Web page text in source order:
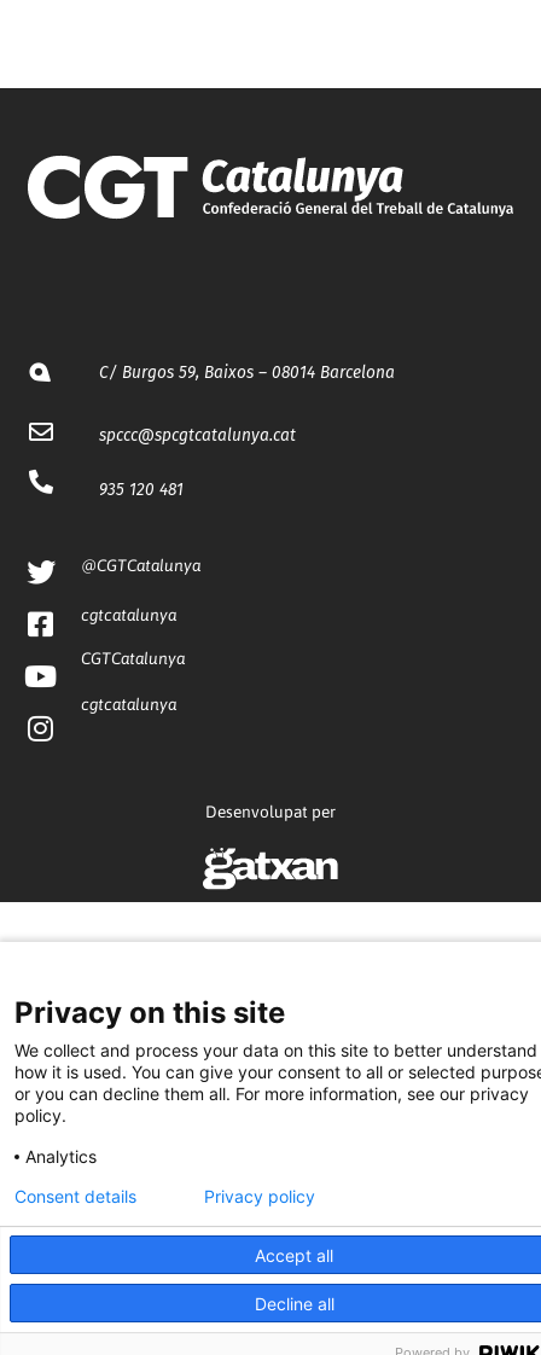
C/ Burgos 59, Baixos – 08014 Barcelona
spccc@spcgtcatalunya.cat
935 120 481
@CGTCatalunya
cgtcatalunya
CGTCatalunya
cgtcatalunya
Desenvolupat per
Privacy on this site
We collect and process your data on this site to better understand
how it is used. You can give your consent to all or selected
or you can decline them all. For more information, see our privacy
policy.
Analytics
Accept all
Decline all
Consent details Privacy policy